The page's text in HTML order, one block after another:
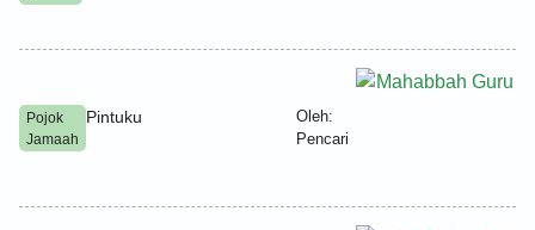
Pojok
Jamaah
Pintuku
Oleh:
Pencari